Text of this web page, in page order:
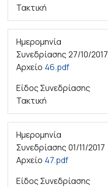
Τακτική
Ημερομηνία
Συνεδρίασης 27/10/2017
Αρχείο 46.pdf
Είδος Συνεδρίασης
Τακτική
Ημερομηνία
Συνεδρίασης 01/11/2017
Αρχείο 47.pdf
Είδος Συνεδρίασης